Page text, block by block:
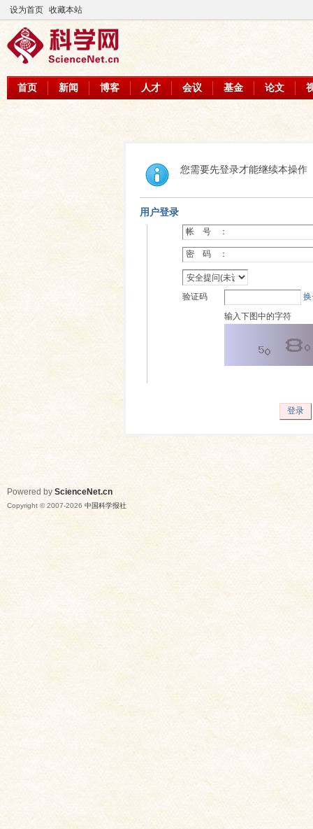
设为首页 收藏本站
首页 新闻 博客 人才 会议 基金 论文
您需要先登录才能继续本操作
用户登录
帐 号 ：
密 码 ：
验证码
输入下图中的字符
登录
Powered by ScienceNet.cn
Copyright © 2007-2026 中国科学报社